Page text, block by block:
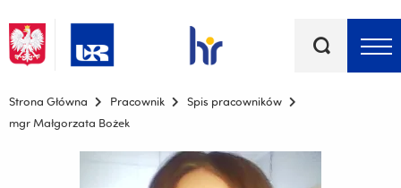
kluczowe
Menu - górna belka
Strona Główna Pracownik
Spis pracowników
mgr Małgorzata Bożek